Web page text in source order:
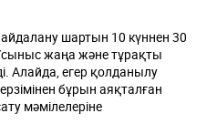
шартын 10 күннен 30
жаңа және тұрақты
Алайда, егер қолданылу
бұрын аяқталған
мәмілелеріне